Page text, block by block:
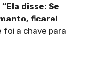
“Ela disse: Se
ficarei
foi a chave para